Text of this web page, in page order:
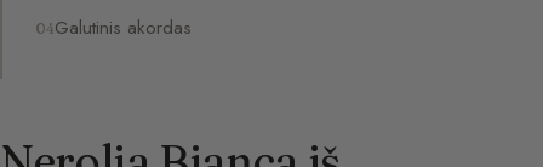
Galutinis akordas